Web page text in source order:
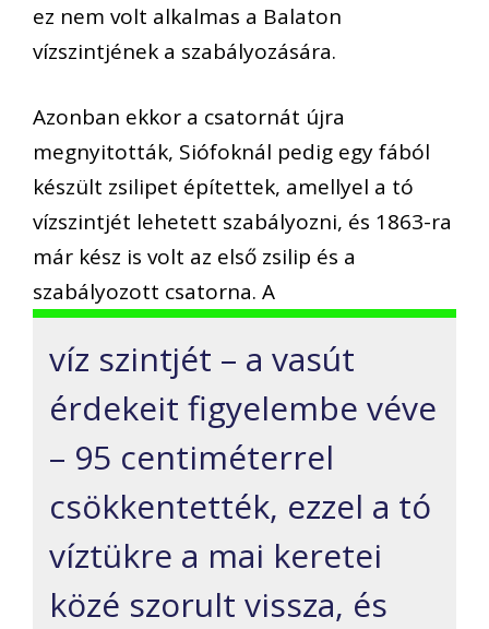
ez nem volt alkalmas a Balaton
vízszintjének a szabályozására.
Azonban ekkor a csatornát újra
megnyitották, Siófoknál pedig egy fából
készült zsilipet építettek, amellyel a tó
vízszintjét lehetett szabályozni, és 1863-ra
már kész is volt az első zsilip és a
szabályozott csatorna. A
víz szintjét – a vasút
érdekeit figyelembe véve
– 95 centiméterrel
csökkentették, ezzel a tó
víztükre a mai keretei
közé szorult vissza, és